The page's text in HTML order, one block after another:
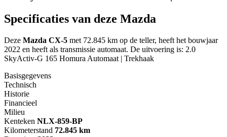
Specificaties van deze Mazda
Deze Mazda CX-5 met 72.845 km op de teller, heeft het bouwjaar
2022 en heeft als transmissie automaat. De uitvoering is: 2.0
SkyActiv-G 165 Homura Automaat | Trekhaak
Basisgegevens
Technisch
Historie
Financieel
Milieu
Kenteken NLX-859-BP
Kilometerstand 72.845 km